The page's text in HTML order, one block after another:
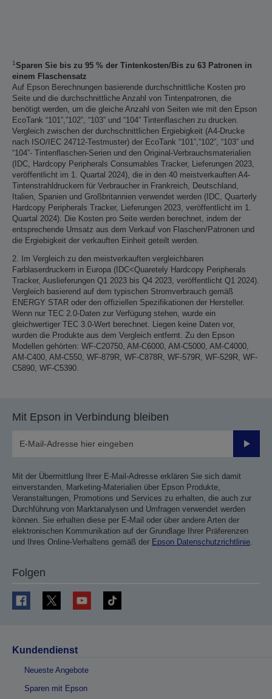
1Sparen Sie bis zu 95 % der Tintenkosten/Bis zu 63 Patronen in
einem Flaschensatz
Auf Epson Berechnungen basierende durchschnittliche Kosten pro
Seite und die durchschnittliche Anzahl von Tintenpatronen, die
benötigt werden, um die gleiche Anzahl von Seiten wie mit den Epson
EcoTank “101”,”102”, “103” und “104” Tintenflaschen zu drucken.
Vergleich zwischen der durchschnittlichen Ergiebigkeit (A4-Drucke
nach ISO/IEC 24712-Testmuster) der EcoTank “101”,”102”, “103” und
“104”- Tintenflaschen-Serien und den Original-Verbrauchsmaterialien
(IDC, Hardcopy Peripherals Consumables Tracker, Lieferungen 2023,
veröffentlicht im 1. Quartal 2024), die in den 40 meistverkauften A4-
Tintenstrahldruckern für Verbraucher in Frankreich, Deutschland,
Italien, Spanien und Großbritannien verwendet werden (IDC, Quarterly
Hardcopy Peripherals Tracker, Lieferungen 2023, veröffentlicht im 1.
Quartal 2024). Die Kosten pro Seite werden berechnet, indem der
entsprechende Umsatz aus dem Verkauf von Flaschen/Patronen und
die Ergiebigkeit der verkauften Einheit geteilt werden.
2. Im Vergleich zu den meistverkauften vergleichbaren
Farblaserdruckern in Europa (IDC<Quaretely Hardcopy Peripherals
Tracker, Auslieferungen Q1 2023 bis Q4 2023, veröffentlicht Q1 2024).
Vergleich basierend auf dem typischen Stromverbrauch gemäß
ENERGY STAR oder den offiziellen Spezifikationen der Hersteller.
Wenn nur TEC 2.0-Daten zur Verfügung stehen, wurde ein
gleichwertiger TEC 3.0-Wert berechnet. Liegen keine Daten vor,
wurden die Produkte aus dem Vergleich entfernt. Zu den Epson
Modellen gehörten: WF-C20750, AM-C6000, AM-C5000, AM-C4000,
AM-C400, AM-C550, WF-879R, WF-C878R, WF-579R, WF-529R, WF-
C5890, WF-C5390.
Mit Epson in Verbindung bleiben
Mit der Übermittlung Ihrer E-Mail-Adresse erklären Sie sich damit
einverstanden, Marketing-Materialien über Epson Produkte,
Veranstaltungen, Promotions und Services zu erhalten, die auch zur
Durchführung von Marktanalysen und Umfragen verwendet werden
können. Sie erhalten diese per E-Mail oder über andere Arten der
elektronischen Kommunikation auf der Grundlage Ihrer Präferenzen
und Ihres Online-Verhaltens gemäß der Epson Datenschutzrichtlinie.
Folgen
Kundendienst
Neueste Angebote
Sparen mit Epson